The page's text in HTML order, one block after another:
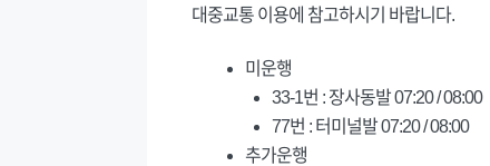
대중교통 이용에 참고하시기 바랍니다.
미운행
33-1번 : 장사동발 07:20 / 08:00
77번 : 터미널발 07:20 / 08:00
추가운행